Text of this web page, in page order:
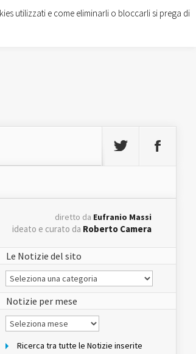
diretto da Eufranio Massi
ideato e curato da Roberto Camera
Le Notizie del sito
Le
Notizie
del
sito
Notizie per mese
Notizie
per
Ricerca tra tutte le Notizie inserite
utilizzati e come eliminarli o bloccarli si prega di